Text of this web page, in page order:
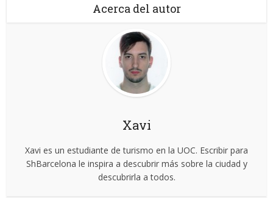
Acerca del autor
Xavi
Xavi es un estudiante de turismo en la UOC. Escribir para
ShBarcelona le inspira a descubrir más sobre la ciudad y
descubrirla a todos.